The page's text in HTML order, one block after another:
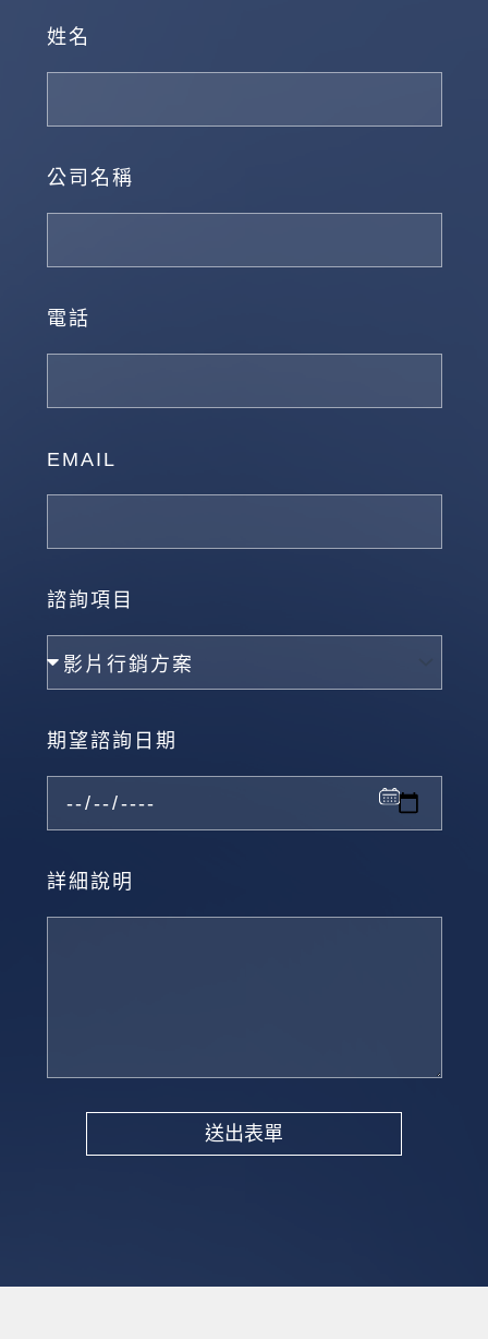
姓名
公司名稱
電話
EMAIL
諮詢項目
期望諮詢日期
詳細說明
送出表單